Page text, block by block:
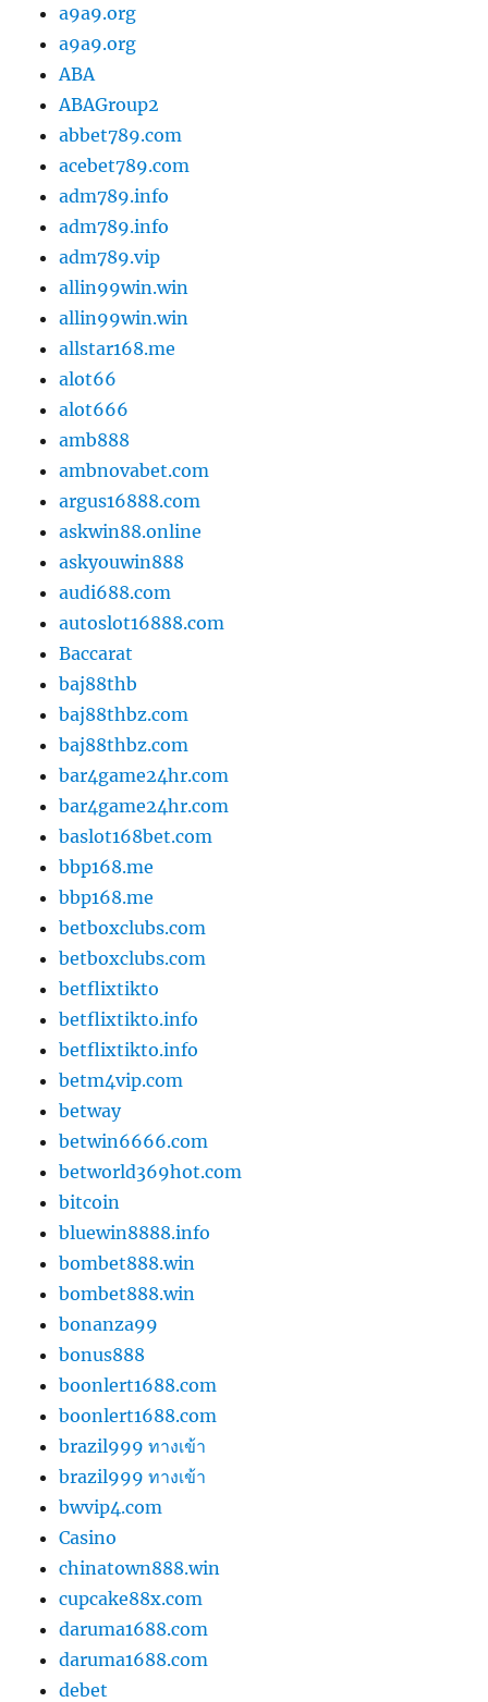
a9a9.org
a9a9.org
ABA
ABAGroup2
abbet789.com
acebet789.com
adm789.info
adm789.info
adm789.vip
allin99win.win
allin99win.win
allstar168.me
alot66
alot666
amb888
ambnovabet.com
argus16888.com
askwin88.online
askyouwin888
audi688.com
autoslot16888.com
Baccarat
baj88thb
baj88thbz.com
baj88thbz.com
bar4game24hr.com
bar4game24hr.com
baslot168bet.com
bbp168.me
bbp168.me
betboxclubs.com
betboxclubs.com
betflixtikto
betflixtikto.info
betflixtikto.info
betm4vip.com
betway
betwin6666.com
betworld369hot.com
bitcoin
bluewin8888.info
bombet888.win
bombet888.win
bonanza99
bonus888
boonlert1688.com
boonlert1688.com
brazil999 ทางเข้า
brazil999 ทางเข้า
bwvip4.com
Casino
chinatown888.win
cupcake88x.com
daruma1688.com
daruma1688.com
debet